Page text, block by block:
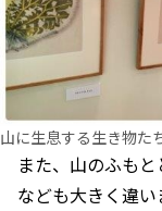
山に生息する生き物た
また、山のふも
なども大きく違